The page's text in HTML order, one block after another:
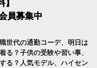
】
員募集中
世代の通勤コーデ、明日は
る？子供の受験や習い事、
る？人気モデル、ハイセン